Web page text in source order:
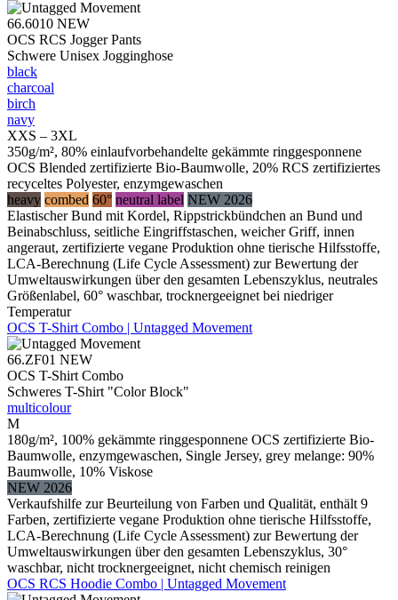
66.6010 NEW
OCS RCS Jogger Pants
Schwere Unisex Jogginghose
black
charcoal
birch
navy
XXS – 3XL
350g/m², 80% einlaufvorbehandelte gekämmte ringgesponnene
OCS Blended zertifizierte Bio-Baumwolle, 20% RCS zertifiziertes
recyceltes Polyester, enzymgewaschen
heavy combed 60° neutral label NEW 2026
Elastischer Bund mit Kordel, Rippstrickbündchen an Bund und
Beinabschluss, seitliche Eingriffstaschen, weicher Griff, innen
angeraut, zertifizierte vegane Produktion ohne tierische Hilfsstoffe,
LCA-Berechnung (Life Cycle Assessment) zur Bewertung der
Umweltauswirkungen über den gesamten Lebenszyklus, neutrales
Größenlabel, 60° waschbar, trocknergeeignet bei niedriger
Temperatur
OCS T-Shirt Combo | Untagged Movement
66.ZF01 NEW
OCS T-Shirt Combo
Schweres T-Shirt "Color Block"
multicolour
M
180g/m², 100% gekämmte ringgesponnene OCS zertifizierte Bio-
Baumwolle, enzymgewaschen, Single Jersey, grey melange: 90%
Baumwolle, 10% Viskose
NEW 2026
Verkaufshilfe zur Beurteilung von Farben und Qualität, enthält 9
Farben, zertifizierte vegane Produktion ohne tierische Hilfsstoffe,
LCA-Berechnung (Life Cycle Assessment) zur Bewertung der
Umweltauswirkungen über den gesamten Lebenszyklus, 30°
waschbar, nicht trocknergeeignet, nicht chemisch reinigen
OCS RCS Hoodie Combo | Untagged Movement